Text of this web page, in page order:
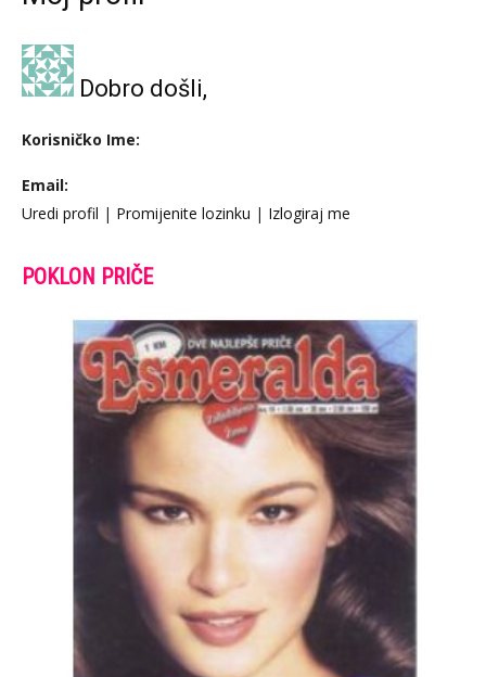
Dobro došli,
Korisničko Ime:
Email:
Uredi profil | Promijenite lozinku | Izlogiraj me
POKLON PRIČE